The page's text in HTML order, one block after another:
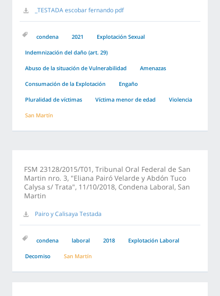
_TESTADA escobar fernando pdf
condena 2021 Explotación Sexual
Indemnización del daño (art. 29)
Abuso de la situación de Vulnerabilidad Amenazas
Consumación de la Explotación Engaño
Pluralidad de víctimas Víctima menor de edad Violencia
San Martín
FSM 23128/2015/T01, Tribunal Oral Federal de San
Martin nro. 3, "Eliana Pairó Velarde y Abdón Tuco
Calysa s/ Trata", 11/10/2018, Condena Laboral, San
Martin
Pairo y Calisaya Testada
condena laboral 2018 Explotación Laboral
Decomiso San Martín